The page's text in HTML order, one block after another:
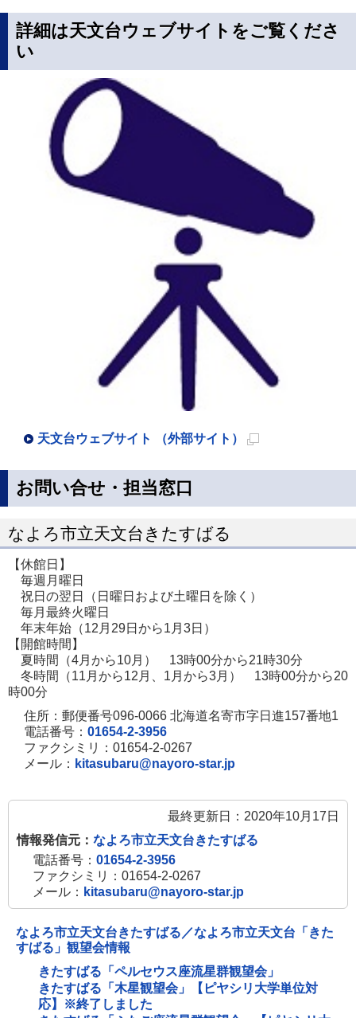
詳細は天文台ウェブサイトをご覧くださ
い
天文台ウェブサイト （外部サイト）
ジ
開
す
お問い合せ・担当窓口
なよろ市立天文台きたすばる
【休館日】
毎週月曜日
祝日の翌日（日曜日および土曜日を除く）
毎月最終火曜日
年末年始（12月29日から1月3日）
【開館時間】
夏時間（4月から10月） 13時00分から21時30分
冬時間（11月から12月、1月から3月） 13時00分から20
時00分
住所：郵便番号096-0066 北海道名寄市字日進157番地1
電話番号： 01654-2-3956
ファクシミリ：01654-2-0267
メール： kitasubaru@nayoro-star.jp
最終更新日：2020年10月17日
情報発信元： なよろ市立天文台きたすばる
電話番号： 01654-2-3956
ファクシミリ：01654-2-0267
メール： kitasubaru@nayoro-star.jp
なよろ市立天文台きたすばる／なよろ市立天文台「きた
すばる」観望会情報
きたすばる「ペルセウス座流星群観望会」
きたすばる「木星観望会」【ピヤシリ大学単位対
応】※終了しました